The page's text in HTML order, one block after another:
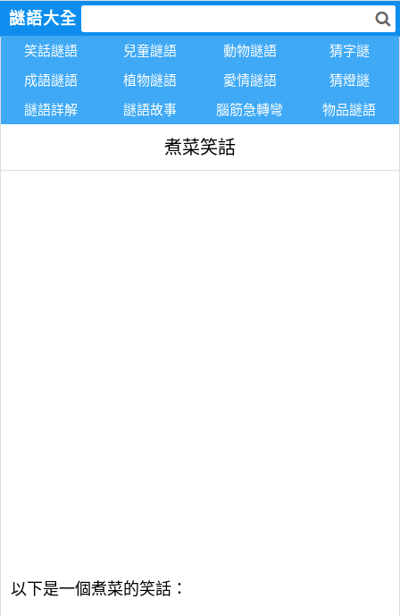
謎語大全
笑話謎語 兒童謎語 動物謎語
猜字謎
成語謎語
植物謎語 愛情謎語
猜燈謎
謎語詳解
謎語故事 腦筋急轉彎 物品謎語
煮菜笑話
以下是一個煮菜的笑話：